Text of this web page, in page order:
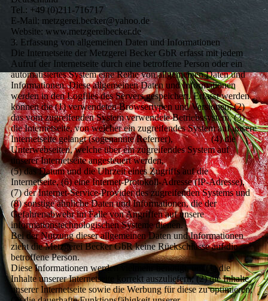
Tel.: +49 (0)211-716717
E-Mail: metzgerei.becker@yahoo.de
Website: www.metzgereibecker.de
3. Erfassung von allgemeinen Daten und Informationen
Die Internetseite der Metzgerei Becker GbR erfasst mit jedem
Aufruf der Internetseite durch eine betroffene Person oder ein
automatisiertes System eine Reihe von allgemeinen Daten und
Informationen. Diese allgemeinen Daten und Informationen
werden in den Logfiles des Servers gespeichert. Erfasst werden
können die (1) verwendeten Browsertypen und Versionen, (2)
das vom zugreifenden System verwendete Betriebssystem, (3)
die Internetseite, von welcher ein zugreifendes System auf unsere
Internetseite gelangt (sogenannte Referrer), (4) die
Unterwebseiten, welche über ein zugreifendes System auf
unserer Internetseite angesteuert werden,
(5) das Datum und die Uhrzeit eines Zugriffs auf die
Internetseite, (6) eine Internet-Protokoll-Adresse (IP-Adresse),
(7) der Internet-Service-Provider des zugreifenden Systems und
(8) sonstige ähnliche Daten und Informationen, die der
Gefahrenabwehr im Falle von Angriffen auf unsere
informationstechnologischen Systeme dienen.
Bei der Nutzung dieser allgemeinen Daten und Informationen
zieht die Metzgerei Becker GbR keine Rückschlüsse auf die
betroffene Person.
Diese Informationen werden vielmehr benötigt, um (1) die
Inhalte unserer Internetseite korrekt auszuliefern, (2) die Inhalte
unserer Internetseite sowie die Werbung für diese zu optimieren,